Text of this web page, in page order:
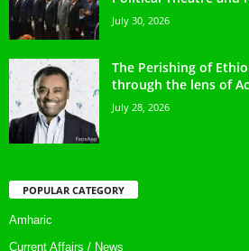
July 30, 2026
The Perishing of
through the lens of
July 28, 2026
POPULAR CATEGORY
Amharic
Current Affairs / News